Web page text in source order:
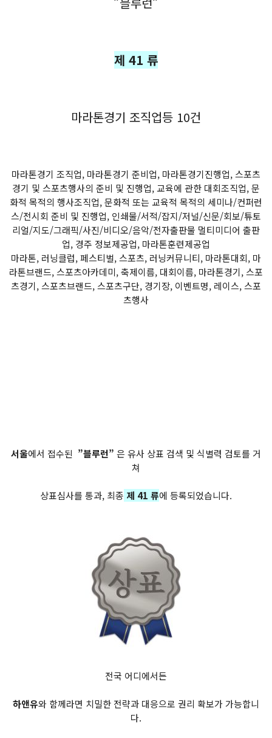
제 41 류
마라톤경기 조직업등 10건
마라톤경기 조직업, 마라톤경기 준비업, 마라톤경기진행업, 스포츠
경기 및 스포츠행사의 준비 및 진행업, 교육에 관한 대회조직업, 문
화적 목적의 행사조직업, 문화적 또는 교육적 목적의 세미나/컨퍼런
스/전시회 준비 및 진행업, 인쇄물/서적/잡지/저널/신문/회보/튜토
리얼/지도/그래픽/사진/비디오/음악/전자출판물 멀티미디어 출판
업, 경주 정보제공업, 마라톤훈련제공업
마라톤, 러닝클럽, 페스티벌, 스포츠, 러닝커뮤니티, 마라톤대회, 마
라톤브랜드, 스포츠아카데미, 축제이름, 대회이름, 마라톤경기, 스포
츠경기, 스포츠브랜드, 스포츠구단, 경기장, 이벤트명, 레이스, 스포
츠행사
서울에서 접수된 ”블루런” 은 유사 상표 검색 및 식별력 검토를 거
쳐
상표심사를 통과, 최종 제 41 류에 등록되었습니다.
전국 어디에서든
하앤유와 함께라면 치밀한 전략과 대응으로 권리 확보가 가능합니
다.